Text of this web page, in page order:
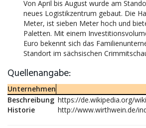
Von April bis August wurde am
neues Logistikzentrum gebaut. Die
Meter, ist sieben Meter hoch und
Paletten. Mit einem
Euro bekennt sich das
Standort im sächsischen
Quellenangabe:
Unternehmen
Beschreibung https://de.wikipedia.org/
Historie
http://www.wirthwein.de/